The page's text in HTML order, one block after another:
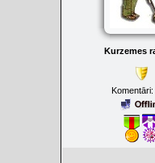
Kurzemes
Komentāri: